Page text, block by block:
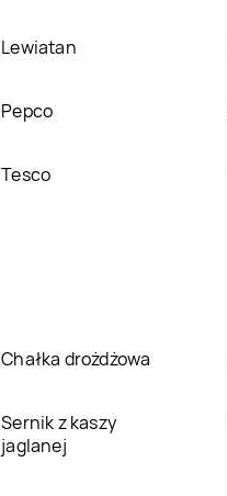
Lewiatan
Pepco
Tesco
Chałka drożdżowa
Sernik z kaszy
jaglanej